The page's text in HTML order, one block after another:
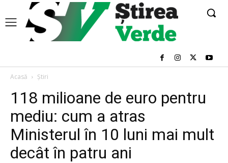
Acasă Știri
118 milioane de euro pentru
mediu: cum a atras
Ministerul în 10 luni mai mult
decât în patru ani